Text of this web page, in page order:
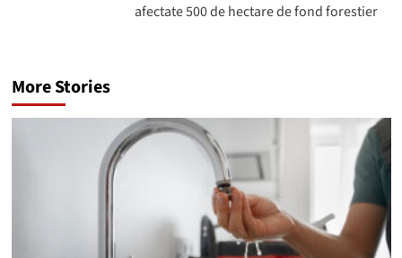
afectate 500 de hectare de fond forestier
More Stories